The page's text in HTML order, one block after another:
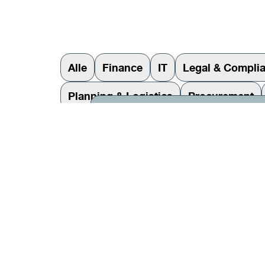
Finance IT Legal &
Planning & Logistics Procurement
Alle